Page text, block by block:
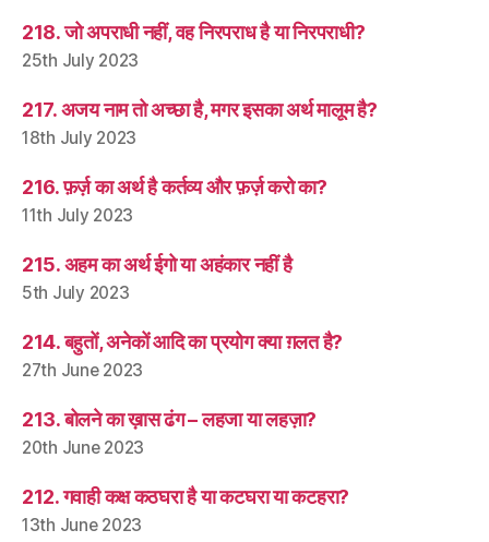
218. जो अपराधी नहीं, वह निरपराध है या निरपराधी?
25th July 2023
217. अजय नाम तो अच्छा है, मगर इसका अर्थ मालूम है?
18th July 2023
216. फ़र्ज़ का अर्थ है कर्तव्य और फ़र्ज़ करो का?
11th July 2023
215. अहम का अर्थ ईगो या अहंकार नहीं है
5th July 2023
214. बहुतों, अनेकों आदि का प्रयोग क्या ग़लत है?
27th June 2023
213. बोलने का ख़ास ढंग – लहजा या लहज़ा?
20th June 2023
212. गवाही कक्ष कठघरा है या कटघरा या कटहरा?
13th June 2023